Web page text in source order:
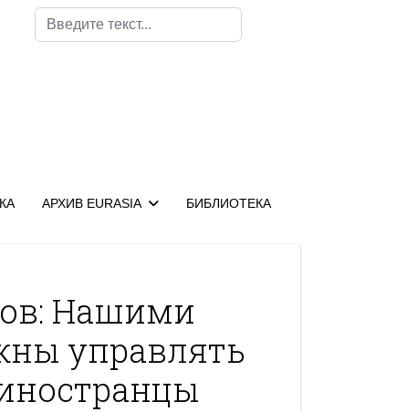
Поиск
АРХИВ EURASIA БИБЛИОТЕКА
Нашими
управлять